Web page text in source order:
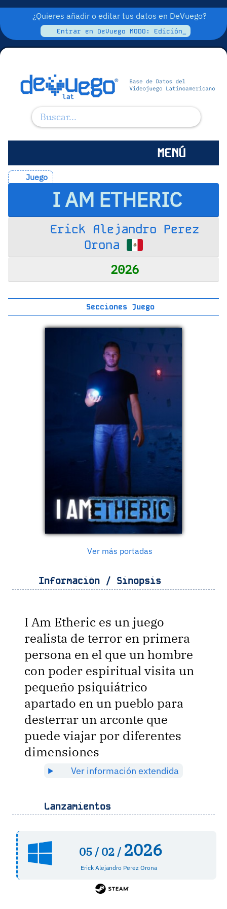
¿Quieres añadir o editar tus datos en DeVuego?
Entrar en DeVuego MODO: Edición_
MENÚ
Juego
I AM ETHERIC
Erick Alejandro Perez
Orona
2026
Secciones Juego
Ver más portadas
Información / Sinopsis
I Am Etheric es un juego
realista de terror en primera
persona en el que un hombre
con poder espiritual visita un
pequeño psiquiátrico
apartado en un pueblo para
desterrar un arconte que
puede viajar por diferentes
dimensiones
Ver información extendida
Lanzamientos
05 / 02 / 2026
Erick Alejandro Perez Orona